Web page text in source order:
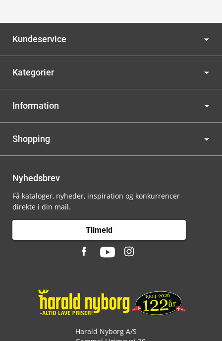
Kundeservice
Kategorier
Information
Shopping
Nyhedsbrev
Få kataloger, nyheder, inspiration og konkurrencer
direkte i din mail.
Tilmeld
Harald Nyborg A/S